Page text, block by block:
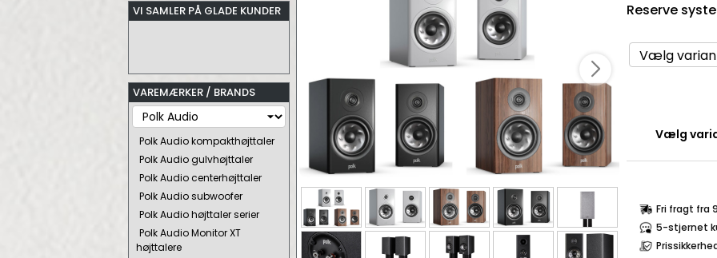
VI SAMLER PÅ GLADE KUNDER
VAREMÆRKER / BRANDS
Polk Audio kompakthøjttaler
Polk Audio gulvhøjttaler
Polk Audio centerhøjttaler
Polk Audio subwoofer
Polk Audio højttaler serier
Polk Audio Monitor XT
højttalere
Reserve
Vælg
Fri fragt fra
5-stjernet